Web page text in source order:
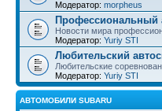
Модератор: morpheus
Профессиональный
Новости мира
Модератор: Yuriy STI
Любительский
Любительские
Модератор: Yuriy STI
АВТОМОБИЛИ SUBARU